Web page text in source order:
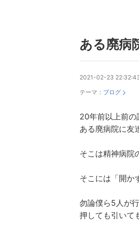
ある廃病
2021-02-23
テーマ： ブログ
20年前以上前の
ある廃病院に友
そこは精神病院
そこには「開か
勿論僕ら5人が
押しても引いて